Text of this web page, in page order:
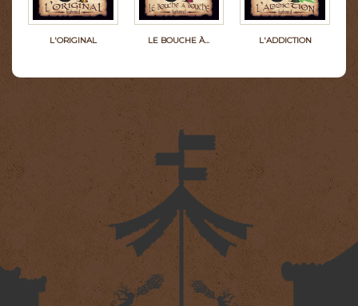
L'ORIGINAL LE BOUCHE À... L'ADDICTION